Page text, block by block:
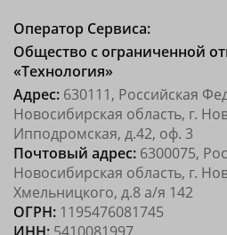
Оператор Сервиса:
Общество с ограниченной
«Технология»
Адрес: 630111, Российская
Новосибирская область, г.
Ипподромская, д.42, оф. 3
Почтовый адрес: 6300075,
Новосибирская область, г.
Хмельницкого, д.8 а/я 142
ОГРН: 1195476081745
ИНН: 5410081997